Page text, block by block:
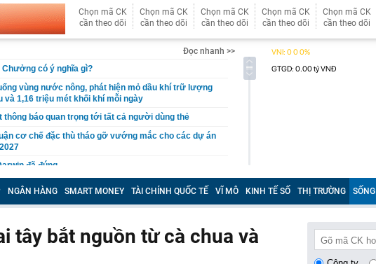
Chọn mã CK
cần theo dõi
Chọn mã CK
cần theo dõi
Chọn mã CK
cần theo dõi
Chọn mã CK
cần theo dõi
Chọn mã CK
cần theo dõi
Đọc nhanh >>
Chưởng có ý nghĩa gì?
vùng nước nông, phát hiện mỏ dầu khí trữ lượng
và 1,16 triệu mét khối khí mỗi ngày
thông báo quan trọng tới tất cả người dùng thẻ
cơ chế đặc thù tháo gỡ vướng mắc cho các dự án
đã đúng
cầu nâng tỷ lệ sở hữu Nhà nước tại VietinBank lên tối
sĩ đồng loạt kiểm tra tại 5 block chung cư vào đúng 4
NGÂN HÀNG SMART MONEY TÀI CHÍNH QUỐC TẾ VĨ MÔ KINH TẾ SỐ THỊ TRƯỜNG SỐNG
tây bắt nguồn từ cà chua và